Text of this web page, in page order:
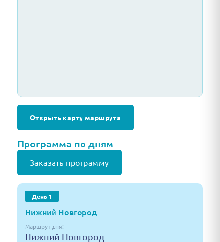
Открыть карту маршрута
Программа по дням
Заказать программу
День 1
Нижний Новгород
Маршрут дня:
Нижний Новгород